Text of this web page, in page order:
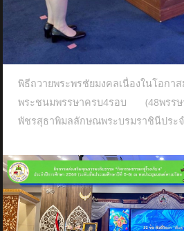
พิธีถวายพระพรชัยมงคลเนื่องในโอกา
พระชนมพรรษาครบ4รอบ (48พรรษา
พัชรสุธาพิมลลักษณพระบรมราชินีประ